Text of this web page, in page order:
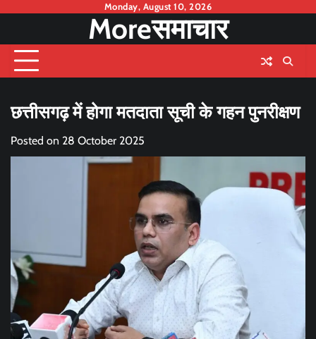
content
Monday, August 10, 2026
Moreसमाचार
छत्तीसगढ़ में होगा मतदाता सूची के गहन पुनरीक्षण
Posted on 28 October 2025